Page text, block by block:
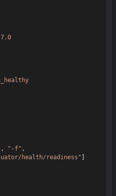
, "-f"
health/readiness"